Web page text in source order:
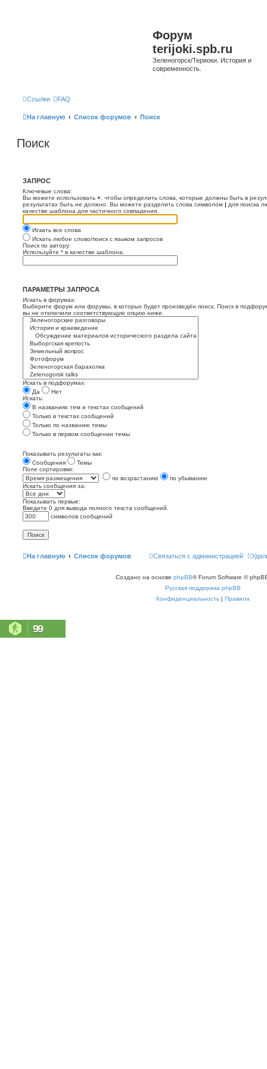
Форум
terijoki.spb.ru
Зеленогорск/Териоки. История и
современность.
Ссылки FAQ
На главную Список форумов Поиск
Поиск
ЗАПРОС
Ключевые слова:
Вы можете использовать + , чтобы определить слова, которые должны быть в
результатах быть не должно. Вы можете разделить слова символом | для поиска
качестве шаблона для частичного совпадения.
Искать все слова
Искать любое слово/поиск с языком запросов
Поиск по автору:
Используйте * в качестве шаблона.
ПАРАМЕТРЫ ЗАПРОСА
Искать в форумах:
Выберите форум или форумы, в которых будет произведён поиск. Поиск в
вы не отключили соответствующую опцию ниже.
Искать в подфорумах:
Да
Нет
Искать:
В названиях тем и текстах сообщений
Только в текстах сообщений
Только по названию темы
Только в первом сообщении темы
Показывать результаты как:
Сообщения
Темы
Поле сортировки:
по возрастанию
по убыванию
Искать сообщения за:
Показывать первые:
Введите 0 для вывода полного текста сообщений.
символов сообщений
На главную Список форумов Связаться с администрацией
Создано на основе phpBB® Forum Software ©
Русская поддержка phpBB
Конфиденциальность | Правила
99